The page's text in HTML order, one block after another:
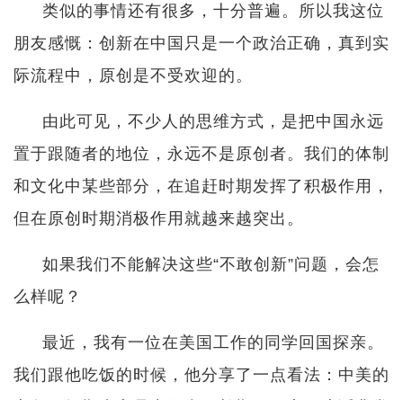
类似的事情还有很多，十分普遍。所以我这位
朋友感慨：创新在中国只是一个政治正确，真到实
际流程中，原创是不受欢迎的。
由此可见，不少人的思维方式，是把中国永远
置于跟随者的地位，永远不是原创者。我们的体制
和文化中某些部分，在追赶时期发挥了积极作用，
但在原创时期消极作用就越来越突出。
如果我们不能解决这些“不敢创新”问题，会怎
么样呢？
最近，我有一位在美国工作的同学回国探亲。
我们跟他吃饭的时候，他分享了一点看法：中美的